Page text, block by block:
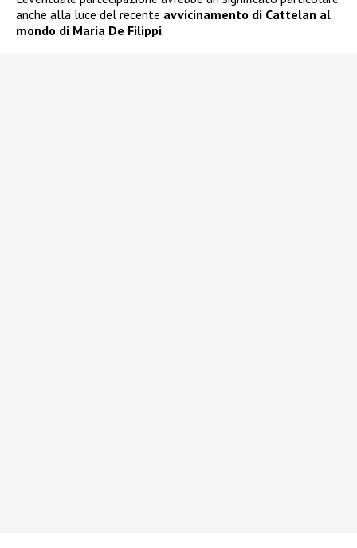
anche alla luce del recente avvicinamento di Cattelan al
mondo di Maria De Filippi.